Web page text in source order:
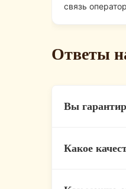
связь
Ответы
Вы
Мы ценим
Какое